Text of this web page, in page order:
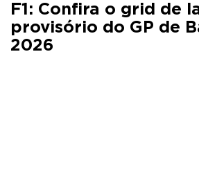
F1: Confira o grid de
provisório do GP de
2026